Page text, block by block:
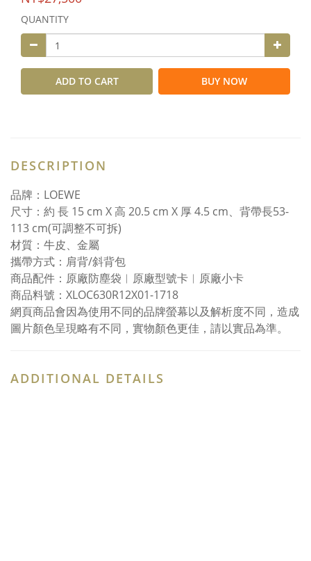
QUANTITY
ADD TO CART BUY NOW
DESCRIPTION
品牌：LOEWE
尺寸：約 長 15 cm X 高 20.5 cm X 厚 4.5 cm、背帶長53-
113 cm(可調整不可拆)
材質：牛皮、金屬
攜帶方式：肩背/斜背包
商品配件：原廠防塵袋︱原廠型號卡︱原廠小卡
商品料號：XLOC630R12X01-1718
網頁商品會因為使用不同的品牌螢幕以及解析度不同，造成
圖片顏色呈現略有不同，實物顏色更佳，請以實品為準。
ADDITIONAL DETAILS